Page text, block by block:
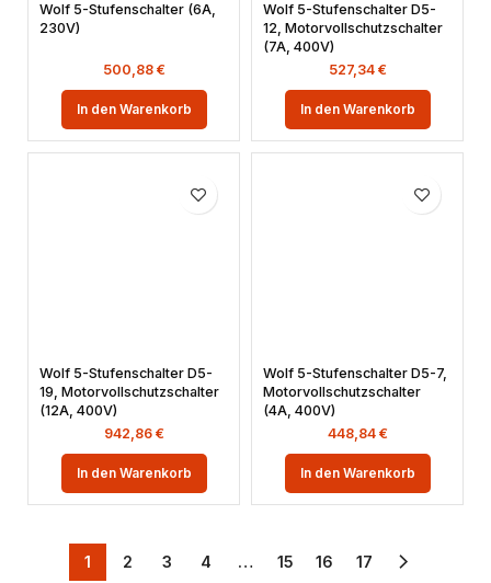
Wolf 5-Stufenschalter (6A,
230V)
500,88 €
In den Warenkorb
Wolf 5-Stufenschalter D5-
12, Motorvollschutzschalter
(7A, 400V)
527,34 €
In den Warenkorb
Wolf 5-Stufenschalter D5-
19, Motorvollschutzschalter
(12A, 400V)
942,86 €
In den Warenkorb
Wolf 5-Stufenschalter D5-7,
Motorvollschutzschalter
(4A, 400V)
448,84 €
In den Warenkorb
1 2 3 4 … 15 16 17